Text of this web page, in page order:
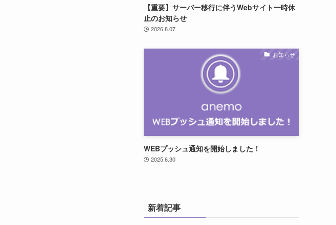
【重要】サーバー移行に伴うWebサイト一時休
止のお知らせ
2026.8.07
お知らせ
WEBプッシュ通知を開始しました！
2025.6.30
新着記事